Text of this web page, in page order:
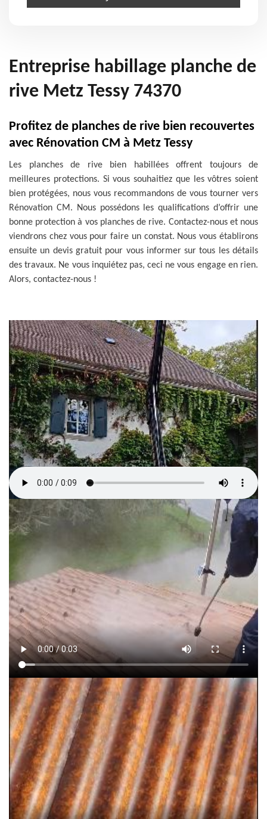
Entreprise habillage planche de
rive Metz Tessy 74370
Profitez de planches de rive bien recouvertes
avec Rénovation CM à Metz Tessy
Les planches de rive bien habillées offrent toujours de
meilleures protections. Si vous souhaitiez que les vôtres soient
bien protégées, nous vous recommandons de vous tourner vers
Rénovation CM. Nous possédons les qualifications d’offrir une
bonne protection à vos planches de rive. Contactez-nous et nous
viendrons chez vous pour faire un constat. Nous vous établirons
ensuite un devis gratuit pour vous informer sur tous les détails
des travaux. Ne vous inquiétez pas, ceci ne vous engage en rien.
Alors, contactez-nous !